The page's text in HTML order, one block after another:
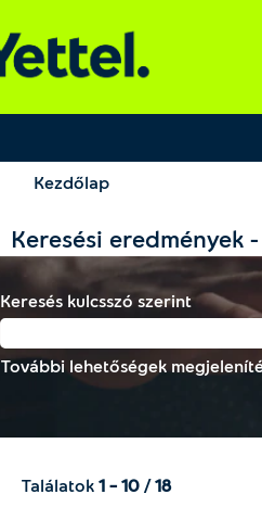
Kezdőlap
Keresési eredmények -
Keresés kulcsszó szerint
További lehetőségek
Találatok 1 – 10 /18